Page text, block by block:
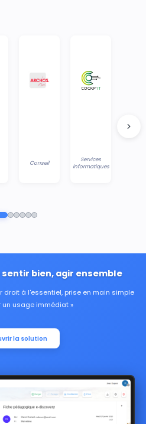
Conseil
Services
informatiques
bien, agir ensemble
droit à l'essentiel, prise en main simple
un usage immédiat
la solution